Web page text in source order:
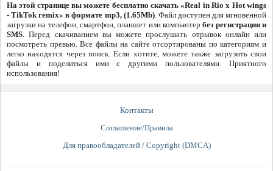
На этой странице вы можете бесплатно скачать «Real in Rio x Hot wings
- TikTok remix» в формате mp3, (1.65Mb). Файл доступен для мгновенной
загрузки на телефон, смартфон, планшет или компьютербез регистрации и
SMS. Перед скачиванием вы можете прослушать отрывок онлайн или
посмотреть превью. Все файлы на сайте отсортированы по категориям и
легко находятся через поиск. Если хотите, можете также загрузить свои
файлы и поделиться ими с другими пользователями. Приятного
использования!
Контакты
Соглашение/Правила
Для правообладателей / Copyright (DMCA)